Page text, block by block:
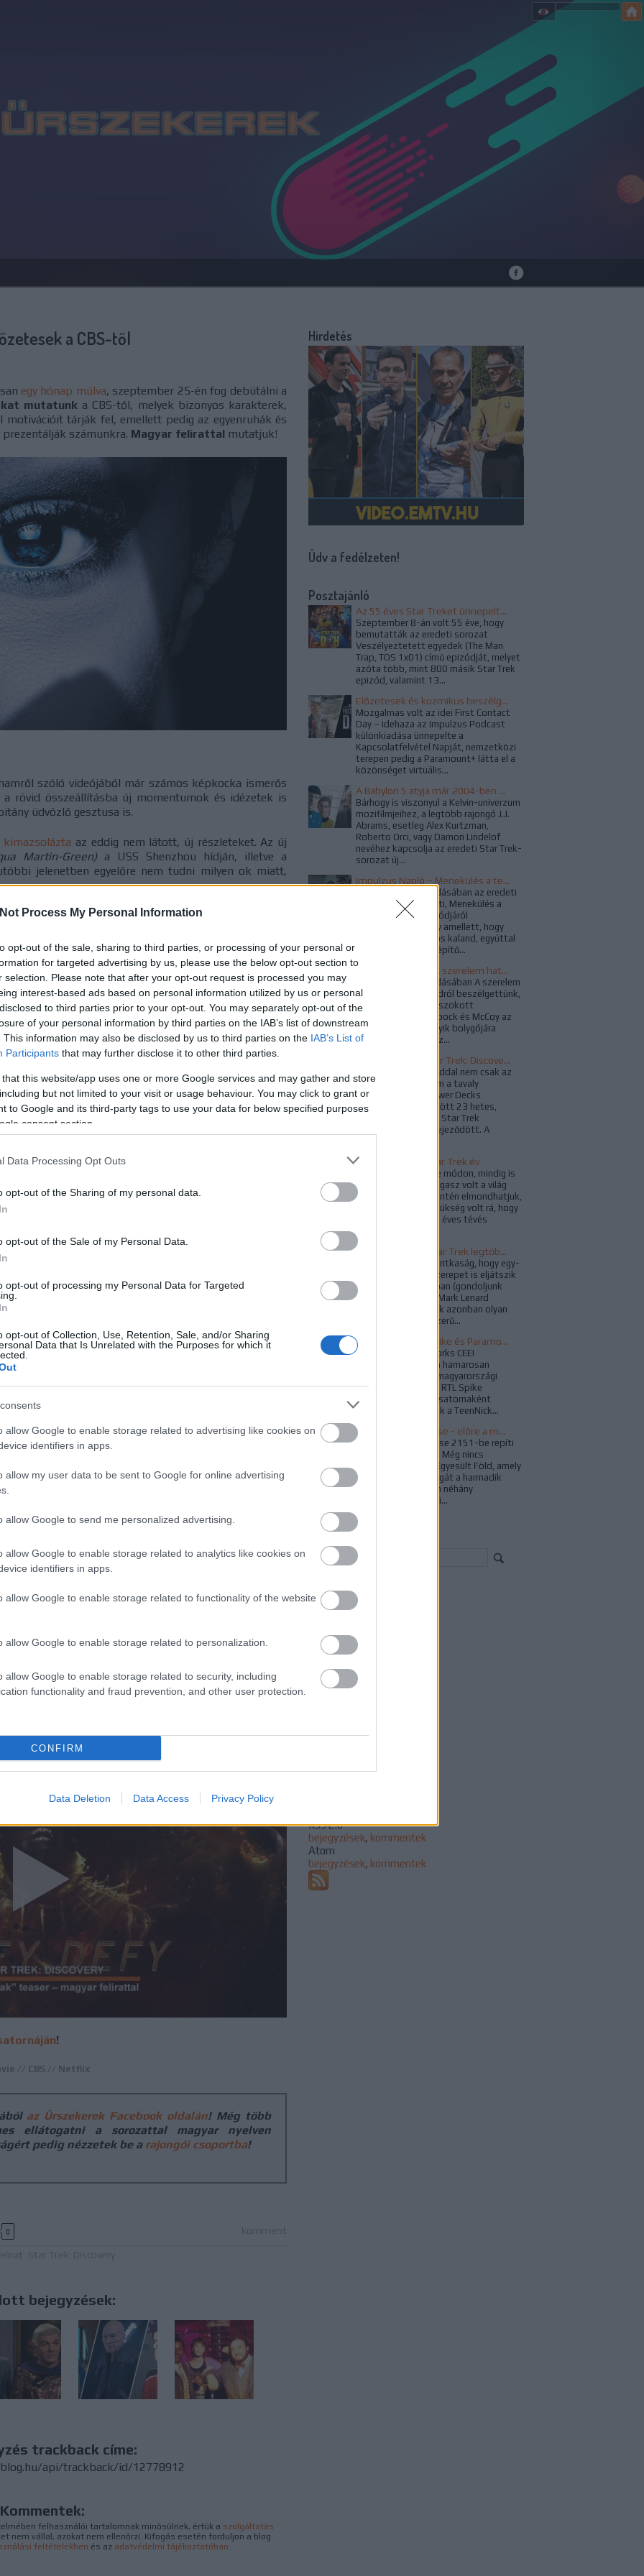
Process My Personal Information
opt-out of the sale, sharing to third parties, or processing of your personal or
for targeted advertising by us, please use the below opt-out section to
selection. Please note that after your opt-out request is processed you may
interest-based ads based on personal information utilized by us or personal
to third parties prior to your opt-out. You may separately opt-out of the
of your personal information by third parties on the IAB’s list of downstream
This information may also be disclosed by us to third parties on the IAB’s List of
Participants that may further disclose it to other third parties.
that this website/app uses one or more Google services and may gather and store
but not limited to your visit or usage behaviour. You may click to grant or
to Google and its third-party tags to use your data for below specified purposes
consent section.
Data Processing Opt Outs
opt-out of the Sharing of my personal data.
opt-out of the Sale of my Personal Data.
opt-out of processing my Personal Data for Targeted
opt-out of Collection, Use, Retention, Sale, and/or Sharing
Data that Is Unrelated with the Purposes for which it
allow Google to enable storage related to advertising like cookies on
identifiers in apps.
allow my user data to be sent to Google for online advertising
allow Google to send me personalized advertising.
allow Google to enable storage related to analytics like cookies on
identifiers in apps.
allow Google to enable storage related to functionality of the website
allow Google to enable storage related to personalization.
allow Google to enable storage related to security, including
functionality and fraud prevention, and other user protection.
CONFIRM
Data Deletion Data Access Privacy Policy
a CBS-től
egy hónap múlva, szeptember 25-én fog debütálni a
mutatunk a CBS-től, melyek bizonyos karakterek,
tárják fel, emellett pedig az egyenruhák és
számunkra. Magyar felirattal mutatjuk!
szóló videójából már számos képkocka ismerős
rövid összeállításba új momentumok és idézetek is
üdvözlő gesztusa is.
az eddig nem látott, új részleteket. Az új
Martin-Green) a USS Shenzhou hídján, illetve a
jelenetben egyelőre nem tudni milyen ok miatt,
hallhatjuk hangosan kiejtve is a főhős, Michael
nem használ rangjelzést az üdvözlésében, ami
lefokozhatták a Shenzhou-n történtek miatt.
fogalmazódik meg Burnham részéről, mely
be: elveiben egységes, mégis végtelenül sokféle.
tekinthetjük meg.
hordozzák: a keresés, a kutatás és a felfedezés mind
olyan civilizációk, akik például a harc nélkül nem
aláfestéssel fogalmazza meg a Netflix tizenöt
!
// CBS // Netflix
az Űrszekerek Facebook oldalán! Még több
ellátogatni
a sorozattal magyar nyelven
pedig nézzetek be a rajongói csoportba!
0
bejegyzések:
trackback címe:
api/trackback/id/12778912
Kommentek:
felhasználói tartalomnak minősülnek, értük a szolgáltatás
nem vállal, azokat nem ellenőrzi. Kifogás esetén forduljon a blog
feltételekben és az adatvédelmi tájékoztatóban.
Hirdetés
Üdv a fedélzeten!
Posztajánló
Az 55 éves Star Treket ünnepelték az alkotók és a rajongók
Szeptember 8-án volt 55 éve, hogy
bemutatták az eredeti sorozat
Veszélyeztetett egyedek (The Man
Trap, TOS 1x01) című epizódját, melyet
azóta több, mint 800 másik Star Trek
epizód, valamint 13...
Előzetesek és kozmikus beszélgetések a Kapcsolatfelvétel Napján
Mozgalmas volt az idei First Contact
Day – idehaza az Impulzus Podcast
különkiadása ünnepelte a
Kapcsolatfelvétel Napját, nemzetközi
terepen pedig a Paramount+ látta el a
közönséget virtuális...
A Babylon 5 atyja már 2004-ben megálmodta a Star Trek újraindítását
Bárhogy is viszonyul a Kelvin-univerzum
mozifilmjeihez, a legtöbb rajongó J.J.
Abrams, esetleg Alex Kurtzman,
Roberto Orci, vagy Damon Lindelof
nevéhez kapcsolja az eredeti Star Trek-
sorozat új...
Impulzus Napló – Menekülés a tegnapba
Az Impulzus 161. adásában az eredeti
sorozat utolsó előtti, Menekülés a
tegnapba című epizódjáról
beszélgettünk, mely amellett, hogy
klasszikus időutazós kaland, egyúttal
jól sikerült karakterépítő...
Impulzus Napló - A szerelem hatalma
Az Impulzus 157. adásában A szerelem
hatalma című epizódról beszélgettünk,
melyben a jól összeszokott
triumvirátus, Kirk, Spock és McCoy az
Omega-rendszer egyik bolygójára
transzportál, ahol az...
Befejeződött a Star Trek: Discovery harmadik évada
A szezonzáró epizóddal nem csak az
aktuális évad, hanem a tavaly
augusztusban, a Lower Decks
premierjével kezdődött 23 hetes,
megszakítás nélküli Star Trek
műsorfolyam is befejeződött. A
A legszínesebb Star Trek év
A Star Trek többféle módon, mindig is
egyfajta válasz és vigasz volt a világ
problémáira, és őszintén elmondhatjuk,
az idén nagyon is szükség volt rá, hogy
velünk legyen. Az 54 éves tévés
Riker és Troi - A Star Trek legtöbbször visszatérő szerelmespárja
A Star Trekben sem ritkaság, hogy egy-
egy színész több szerepet is eljátszik
valamelyik sorozatban (gondoljunk
Jeffrey Combs vagy Mark Lenard
karaktereire). Vannak azonban olyan
különleges és népszerű...
Búcsúzik az RTL Spike és Paramount Channel
A ViacomCBS Networks CEEI
bejelentése nyomán hamarosan
kivezetésre kerül a magyarországi
televíziós piacról az RTL Spike
csatorna, illetve új csatornaként
idehaza is megjelenik a TeenNick...
Star Trek: Enterprise - előre a múltba
A Star Trek: Enterprise 2151-be repíti
vissza a rajongókat. Még nincs
Föderáció, csak az Egyesült Föld, amely
már újjáépítette magát a harmadik
világháború óta. Van néhány
naprendszeren kívüli...
Archívum
2021 szeptember
2021 július
2021 április
2021 március
2021 február
Tovább...
RSS 2.0
bejegyzések, kommentek
Atom
bejegyzések, kommentek